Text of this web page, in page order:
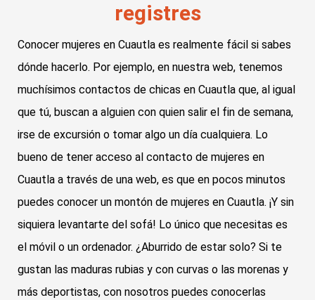
registres
Conocer mujeres en Cuautla es realmente fácil si sabes
dónde hacerlo. Por ejemplo, en nuestra web, tenemos
muchísimos contactos de chicas en Cuautla que, al igual
que tú, buscan a alguien con quien salir el fin de semana,
irse de excursión o tomar algo un día cualquiera. Lo
bueno de tener acceso al contacto de mujeres en
Cuautla a través de una web, es que en pocos minutos
puedes conocer un montón de mujeres en Cuautla. ¡Y sin
siquiera levantarte del sofá! Lo único que necesitas es
el móvil o un ordenador. ¿Aburrido de estar solo? Si te
gustan las maduras rubias y con curvas o las morenas y
más deportistas, con nosotros puedes conocerlas